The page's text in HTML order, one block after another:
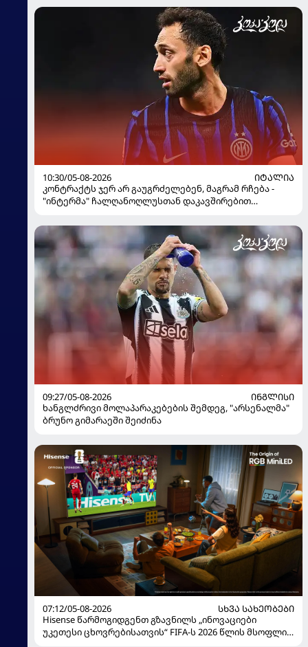
10:30/05-08-2026
ᲘᲢᲐᲚᲘᲐ
კონტრაქტს ჯერ არ გაუგრძელებენ, მაგრამ რჩება -
"ინტერმა" ჩალღანოღლუსთან დაკავშირებით
09:27/05-08-2026
ᲘᲜᲒᲚᲘᲡᲘ
ხანგლძრივი მოლაპარაკებების შემდეგ, "არსენალმა"
ბრუნო გიმარაეში შეიძინა
07:12/05-08-2026
ᲡᲮᲕᲐ ᲡᲐᲮᲔᲝᲑᲔᲑᲘ
Hisense წარმოგიდგენთ გზავნილს „ინოვაციები
უკეთესი ცხოვრებისათვის“ FIFA-ს 2026 წლის მსოფლიო